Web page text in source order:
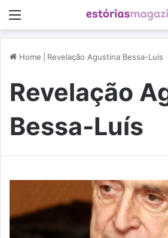
Home Revelação Agustina Bessa-Luís
Revelação
Bessa-Luís